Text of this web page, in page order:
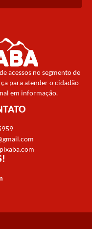
acessos no segmento de
para atender o cidadão
em informação.